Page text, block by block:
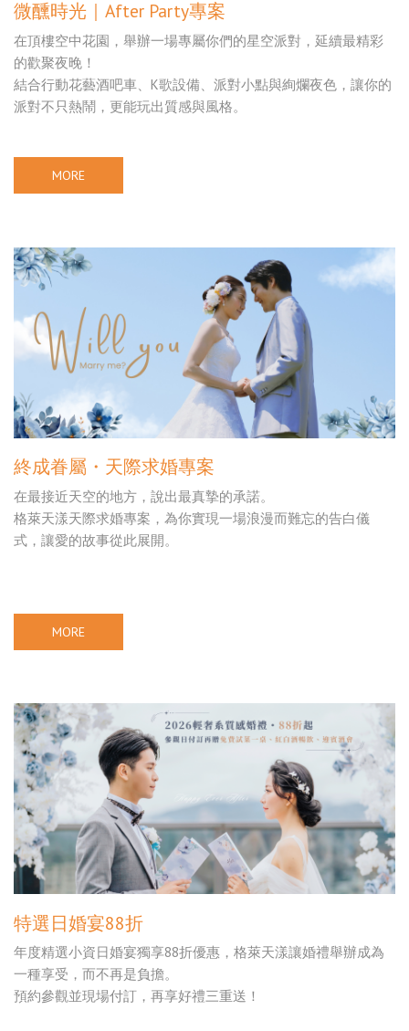
微醺時光｜After Party專案
在頂樓空中花園，舉辦一場專屬你們的星空派對，延續最精彩
的歡聚夜晚！
結合行動花藝酒吧車、K歌設備、派對小點與絢爛夜色，讓你的
派對不只熱鬧，更能玩出質感與風格。
MORE
終成眷屬・天際求婚專案
在最接近天空的地方，說出最真摯的承諾。
格萊天漾天際求婚專案，為你實現一場浪漫而難忘的告白儀
式，讓愛的故事從此展開。
MORE
特選日婚宴88折
年度精選小資日婚宴獨享88折優惠，格萊天漾讓婚禮舉辦成為
一種享受，而不再是負擔。
預約參觀並現場付訂，再享好禮三重送！